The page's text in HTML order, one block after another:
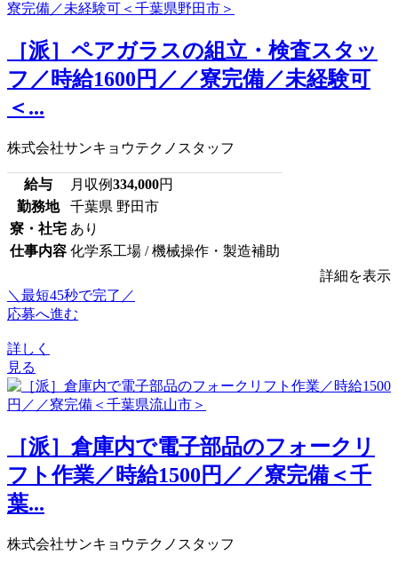
［派］ペアガラスの組立・検査スタッ
フ／時給1600円／／寮完備／未経験可
＜...
株式会社サンキョウテクノスタッフ
給与 月収例334,000円
勤務地
千葉県 野田市
寮・社宅 あり
仕事内容 化学系工場 / 機械操作・製造補助
詳細を表示
＼最短45秒で完了／
応募へ進む
詳しく
見る
［派］倉庫内で電子部品のフォークリ
フト作業／時給1500円／／寮完備＜千
葉...
株式会社サンキョウテクノスタッフ